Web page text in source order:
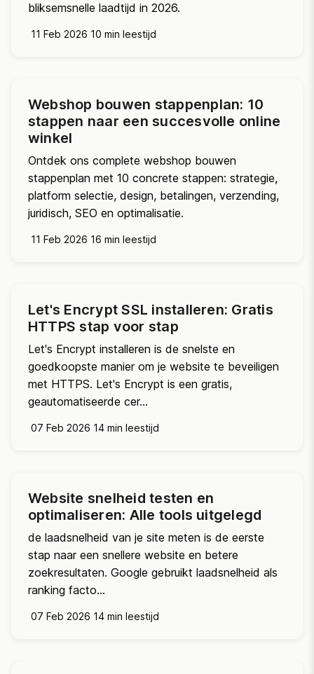
bliksemsnelle laadtijd in 2026.
11 Feb 2026 10 min leestijd
Webshop bouwen stappenplan: 10
stappen naar een succesvolle online
winkel
Ontdek ons complete webshop bouwen
stappenplan met 10 concrete stappen: strategie,
platform selectie, design, betalingen, verzending,
juridisch, SEO en optimalisatie.
11 Feb 2026 16 min leestijd
Let's Encrypt SSL installeren: Gratis
HTTPS stap voor stap
Let's Encrypt installeren is de snelste en
goedkoopste manier om je website te beveiligen
met HTTPS. Let's Encrypt is een gratis,
geautomatiseerde cer...
07 Feb 2026 14 min leestijd
Website snelheid testen en
optimaliseren: Alle tools uitgelegd
de laadsnelheid van je site meten is de eerste
stap naar een snellere website en betere
zoekresultaten. Google gebruikt laadsnelheid als
ranking facto...
07 Feb 2026 14 min leestijd